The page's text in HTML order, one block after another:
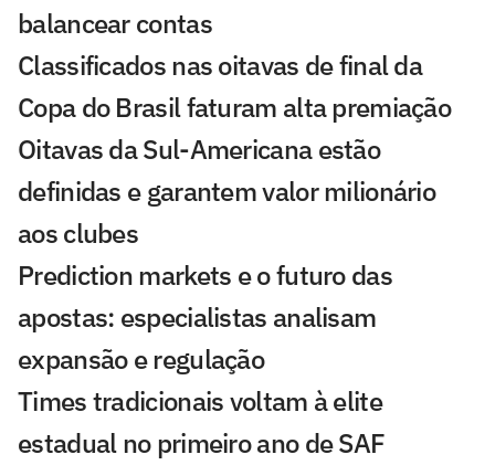
balancear contas
Classificados nas oitavas de final da
Copa do Brasil faturam alta premiação
Oitavas da Sul-Americana estão
definidas e garantem valor milionário
aos clubes
Prediction markets e o futuro das
apostas: especialistas analisam
expansão e regulação
Times tradicionais voltam à elite
estadual no primeiro ano de SAF